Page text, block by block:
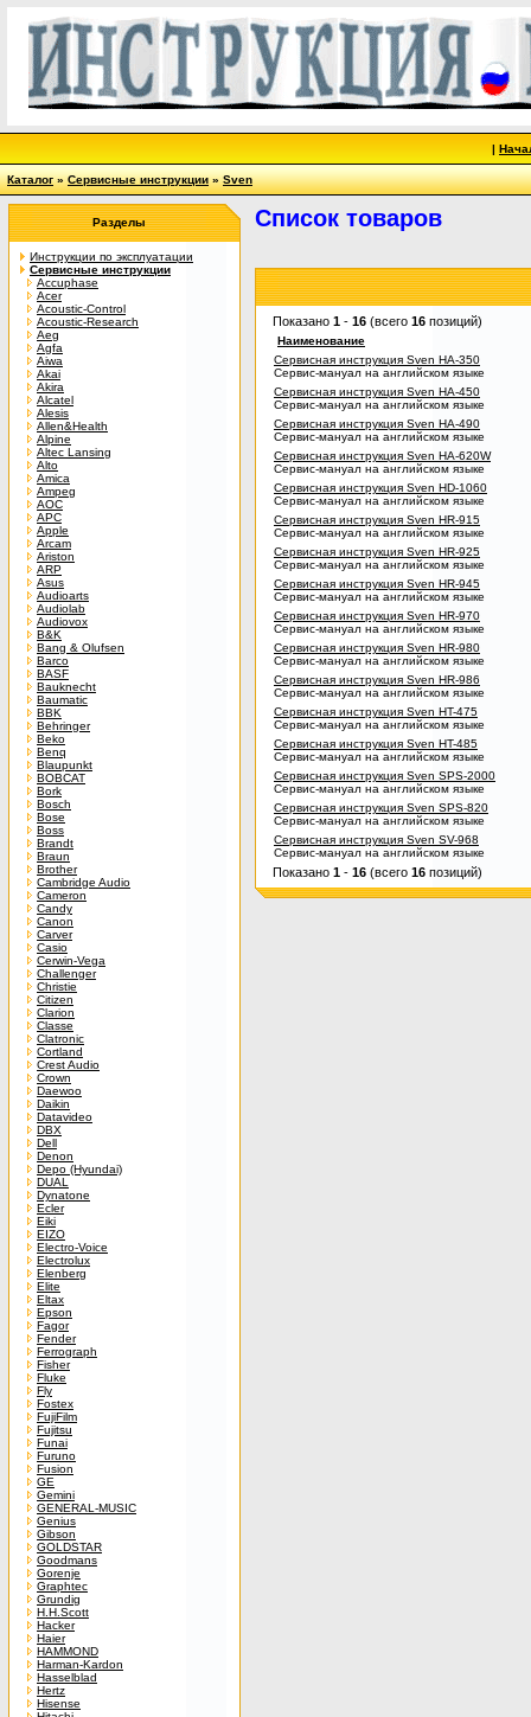
|
Каталог»Сервисные инструкции»Sven
Разделы
Инструкции по эксплуатации
Сервисные инструкции
Accuphase
Acer
Acoustic-Control
Acoustic-Research
Aeg
Agfa
Aiwa
Akai
Akira
Alcatel
Alesis
Allen&Health
Alpine
Altec Lansing
Alto
Amica
Ampeg
AOC
APC
Apple
Arcam
Ariston
ARP
Asus
Audioarts
Audiolab
Audiovox
B&K
Bang & Olufsen
Barco
BASF
Bauknecht
Baumatic
BBK
Behringer
Beko
Benq
Blaupunkt
BOBCAT
Bork
Bosch
Bose
Boss
Brandt
Braun
Brother
Cambridge Audio
Cameron
Candy
Canon
Carver
Casio
Cerwin-Vega
Challenger
Christie
Citizen
Clarion
Classe
Clatronic
Cortland
Crest Audio
Crown
Daewoo
Daikin
Datavideo
DBX
Dell
Denon
Depo (Hyundai)
DUAL
Dynatone
Ecler
Eiki
EIZO
Electro-Voice
Electrolux
Elenberg
Elite
Eltax
Epson
Fagor
Fender
Ferrograph
Fisher
Fluke
Fly
Fostex
FujiFilm
Fujitsu
Funai
Furuno
Fusion
GE
Gemini
GENERAL-MUSIC
Genius
Gibson
GOLDSTAR
Goodmans
Gorenje
Graphtec
Grundig
H.H.Scott
Hacker
Haier
HAMMOND
Harman-Kardon
Hasselblad
Hertz
Hisense
Список товаров
Показано 1 - 16 (всего 16 позиций)
Наименование
Сервисная инструкция Sven HA-350
Сервис-мануал на английском языке
Сервисная инструкция Sven HA-450
Сервис-мануал на английском языке
Сервисная инструкция Sven HA-490
Сервис-мануал на английском языке
Сервисная инструкция Sven HA-620W
Сервис-мануал на английском языке
Сервисная инструкция Sven HD-1060
Сервис-мануал на английском языке
Сервисная инструкция Sven HR-915
Сервис-мануал на английском языке
Сервисная инструкция Sven HR-925
Сервис-мануал на английском языке
Сервисная инструкция Sven HR-945
Сервис-мануал на английском языке
Сервисная инструкция Sven HR-970
Сервис-мануал на английском языке
Сервисная инструкция Sven HR-980
Сервис-мануал на английском языке
Сервисная инструкция Sven HR-986
Сервис-мануал на английском языке
Сервисная инструкция Sven HT-475
Сервис-мануал на английском языке
Сервисная инструкция Sven HT-485
Сервис-мануал на английском языке
Сервисная инструкция Sven SPS-2000
Сервис-мануал на английском языке
Сервисная инструкция Sven SPS-820
Сервис-мануал на английском языке
Сервисная инструкция Sven SV-968
Сервис-мануал на английском языке
Показано 1 - 16 (всего 16 позиций)